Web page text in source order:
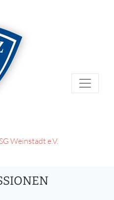
Weinstadt e.V.